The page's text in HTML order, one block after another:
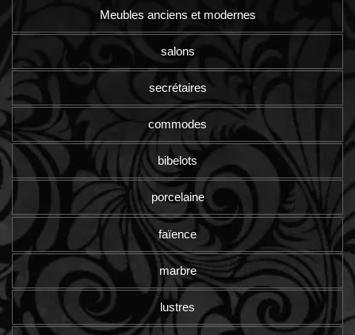
Meubles anciens et modernes
salons
secrétaires
commodes
bibelots
porcelaine
faïence
marbre
lustres